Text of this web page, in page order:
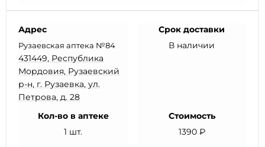
Адрес
Рузаевская аптека №84
431449, Республика
Мордовия, Рузаевский
р-н, г. Рузаевка, ул.
Петрова, д. 28
Срок доставки
В наличии
Кол-во в аптеке
1 шт.
Стоимость
1390 ₽